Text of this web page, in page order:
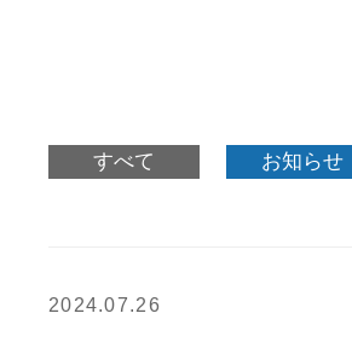
すべて お知らせ
2024.07.26